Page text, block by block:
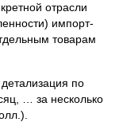
отрасли
импорт-
товарам
по
… за несколько